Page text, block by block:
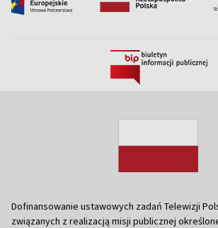
Dofinansowanie ustawowych zadań Telewizji
związanych z realizacją misji publicznej